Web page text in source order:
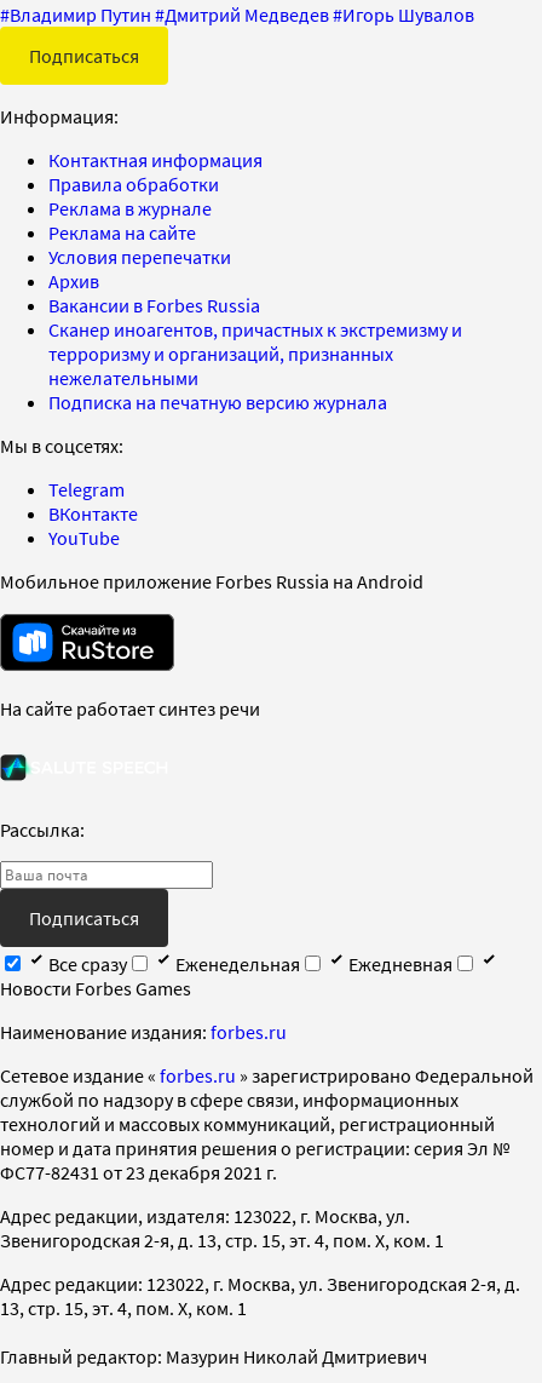
#Владимир Путин #Дмитрий Медведев#Игорь Шувалов
Подписаться
Информация:
Контактная информация
Правила обработки
Реклама в журнале
Реклама на сайте
Условия перепечатки
Архив
Вакансии в Forbes Russia
Сканер иноагентов, причастных к экстремизму и
терроризму и организаций, признанных
нежелательными
Подписка на печатную версию журнала
Мы в соцсетях:
Telegram
ВКонтакте
YouTube
Мобильное приложение Forbes Russia на Android
На сайте работает синтез речи
Рассылка:
Подписаться
Все сразу
Еженедельная
Ежедневная
Новости Forbes Games
Наименование издания: forbes.ru
Cетевое издание « forbes.ru » зарегистрировано Федеральной
службой по надзору в сфере связи, информационных
технологий и массовых коммуникаций, регистрационный
номер и дата принятия решения о регистрации: серия Эл №
ФС77-82431 от 23 декабря 2021 г.
Адрес редакции, издателя: 123022, г. Москва, ул.
Звенигородская 2-я, д. 13, стр. 15, эт. 4, пом. X, ком. 1
Адрес редакции: 123022, г. Москва, ул. Звенигородская 2-я, д.
13, стр. 15, эт. 4, пом. X, ком. 1
Главный редактор: Мазурин Николай Дмитриевич